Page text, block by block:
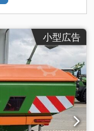
小型広告